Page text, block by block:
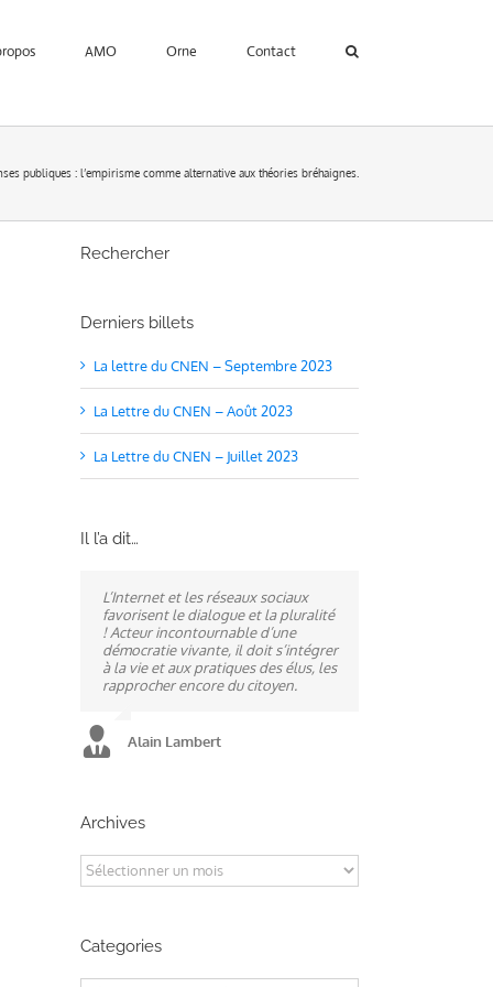
AMO Orne Contact
publiques : l’empirisme comme alternative aux théories bréhaignes.
Rechercher
Derniers billets
La lettre du CNEN – Septembre 2023
La Lettre du CNEN – Août 2023
La Lettre du CNEN – Juillet 2023
Il l’a dit…
L’Internet et les réseaux sociaux
favorisent le dialogue et la pluralité
! Acteur incontournable d’une
démocratie vivante, il doit s’intégrer
à la vie et aux pratiques des élus, les
rapprocher encore du citoyen.
Alain Lambert
Ne pas subir, mais construire son
destin, telle est la philosophie qui
n’a cessé de mobiliser la ville
d’Alençon, son agglomération et
ses élus.
A mes yeux, la politique est
synonyme de service : un sénateur
doit être au service des élus et des
communes comme un maire sait si
bien l’être au service des habitants.
Archives
Archives
Categories